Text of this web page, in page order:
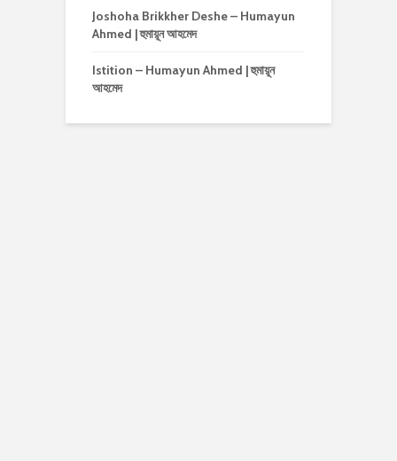
Joshoha Brikkher Deshe – Humayun
Ahmed | হুমায়ূন আহমেদ
Istition – Humayun Ahmed | হুমায়ূন
আহমেদ